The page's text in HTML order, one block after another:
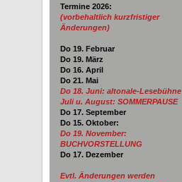
Termine 2026:
(vorbehaltlich kurzfristiger
Änderungen)
Do 19. Februar
Do 19. März
Do 16. April
Do 21. Mai
Do 18. Juni: altonale-Lesebühne
Juli u. August: SOMMERPAUSE
Do 17. September
Do 15. Oktober:
Do 19. November:
BUCHVORSTELLUNG
Do 17. Dezember
Evtl. Änderungen werden